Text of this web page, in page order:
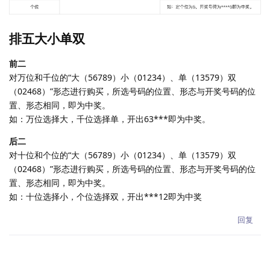
排五大小单双
前二
对万位和千位的“大（56789）小（01234）、单（13579）双
（02468）”形态进行购买，所选号码的位置、形态与开奖号码的位
置、形态相同，即为中奖。
如：万位选择大，千位选择单，开出63***即为中奖。
后二
对十位和个位的“大（56789）小（01234）、单（13579）双
（02468）”形态进行购买，所选号码的位置、形态与开奖号码的位
置、形态相同，即为中奖。
如：十位选择小，个位选择双，开出***12即为中奖
回复